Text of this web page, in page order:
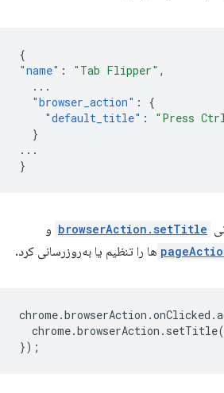
{
"name" : "Tab Flipper" ,
...
"browser_action" :
{
"default_title" :
"Press
}
...
}
browserAction.setTitle و
chrome.browserAction .onClicked .
chrome.browserAction . setTitle
});